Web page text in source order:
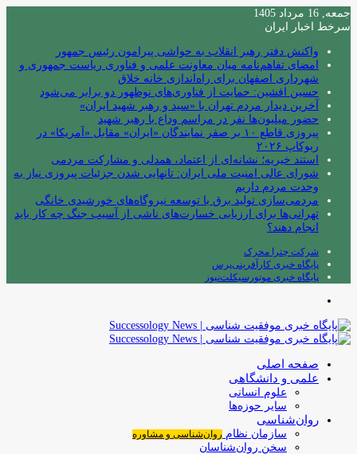
جمعه, 16 مرداد 1405
سرخط اخبار ایران
واکنش دفتر رهبر انقلاب به حواشی پیرامون رئیس جمهور
امضای تفاهم‌نامه میان معاونت علمی و فناوری ریاست جمهوری و
شهرداری اصفهان برای راه‌اندازی خانه خلاق
حسین افشین: حمایت از فناوری‌های نوظهور دو برابر می‌شود
آخرین دیدار مردم تهران با «سید و رهبر شهید ایران»
حضور میلیون‌ها نفر در مراسم وداع با رهبر شهید
پیروزی قاطع ۱۰ بر صفر نمایندگان «ایران» مقابل «آمریکا» در
ربوکاپ ۲۰۲۶
استند خیریه؛ نشانه‌ای از اعتماد، همدلی و مشارکت مردمی
شورای عالی امنیت ملی ایران: تانهایی شدن جزئیات پیروزی نیاز به
وحدت مردم داریم
مردمی‌سازی تولید برق با توسعه نیروگاه‌های خورشیدی خانگی
تهرانی‌ها برای ارزیابی خسارت‌های ناشی از آسیب جنگ چه کار باید
انجام دهند؟
شرکت چترا محرک
پایگاه خبری کارآفرینی‌پرس
پایگاه خبری موتورسیکلت‌نیوز
صفحه اصلی
علمی و دانشگاهی
علوم انسانی
سایر حوزه‌ها
روان‌شناسی
سازمان نظام روان‌شناسی و مشاوره
سخن روان‌شناسان